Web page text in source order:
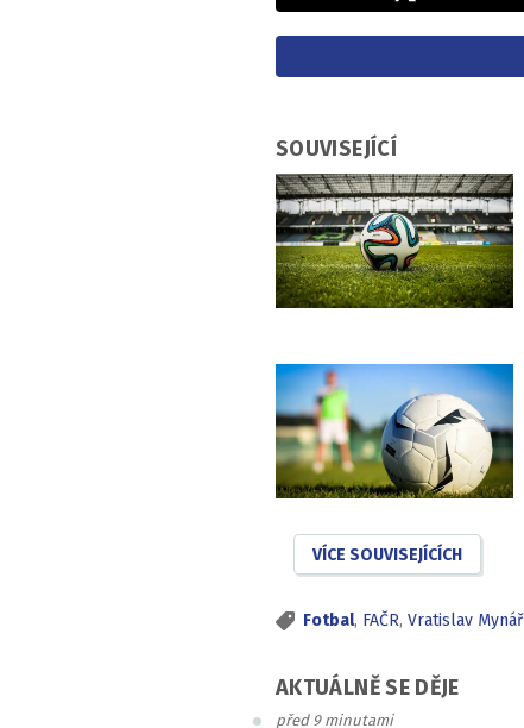
SOUVISEJÍCÍ
VÍCE SOUVISEJÍCÍCH
Fotbal, FAČR, Vratislav Mynář
AKTUÁLNĚ SE DĚJE
před 9 minutami